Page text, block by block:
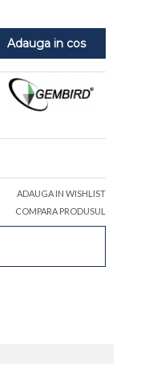
Adauga in cos
ADAUGA IN WISHLIST
COMPARA PRODUSUL